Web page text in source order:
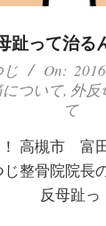
趾って治る
On:
ついて, 外反
て
！ 高槻市
整骨院院長
反母趾っ